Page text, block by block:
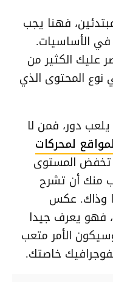
فهنا يجب
الأساسيات.
عليك الكثير من
المحتوى الذي
دور، فمن لا
لمحركات
تخفض المستوى
منك أن تشرح
وذاك. عكس
فهو يعرف جيدا
الأمر متعب
خاصتك.